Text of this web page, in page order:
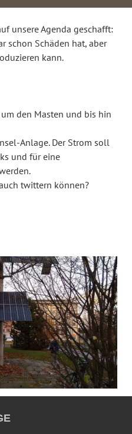
unsere Agenda geschafft:
schon Schäden hat, aber
kann.
den Masten und bis hin
Anlage. Der Strom soll
und für eine
twittern können?